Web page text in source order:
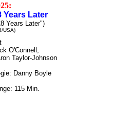
Years Later
Years Later")
USA)
O'Connell,
Taylor-Johnson
Danny Boyle
115 Min.